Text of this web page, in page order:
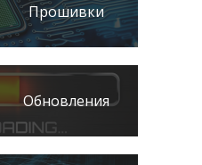
Прошивки
Обновления